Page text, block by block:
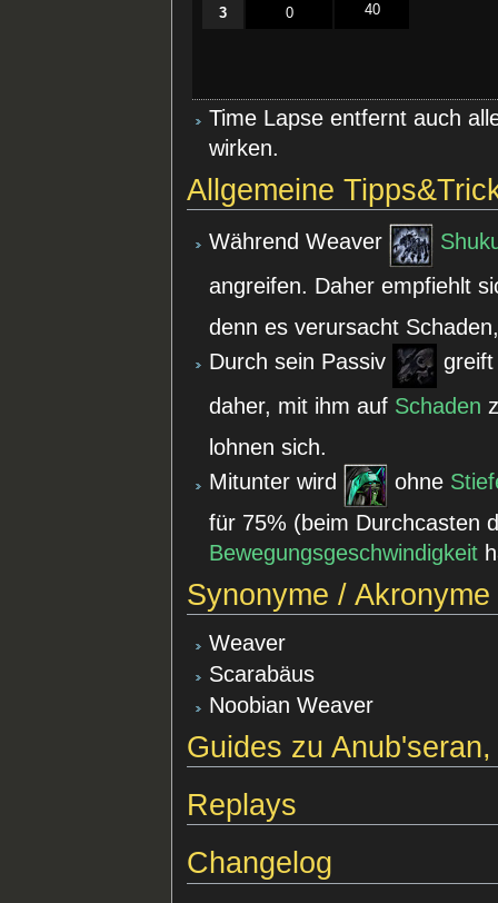
3 0 40
Time Lapse entfernt auch
wirken.
Allgemeine
Während Weaver
angreifen. Daher empfiehlt
denn es verursacht
Durch sein Passiv
daher, mit ihm auf Schaden
lohnen sich.
Mitunter wird
ohne
für 75% (beim Durchcasten
Bewegungsgeschwindigkeit
Synonyme / Akronyme
Weaver
Scarabäus
Noobian Weaver
Guides zu
Replays
Changelog